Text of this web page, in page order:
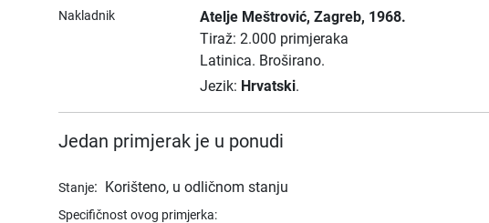
Nakladnik Atelje Meštrović, Zagreb, 1968.
Tiraž: 2.000 primjeraka
Latinica. Broširano.
Jezik: Hrvatski.
Jedan primjerak je u ponudi
Stanje: Korišteno, u odličnom stanju
Specifičnost ovog primjerka: